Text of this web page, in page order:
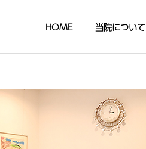
HOME 当院について